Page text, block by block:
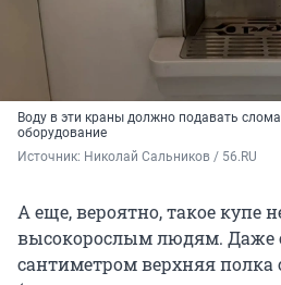
Воду в эти краны должно подавать
оборудование
Источник: Николай Сальников / 56.RU
А еще, вероятно, такое купе
высокорослым людям. Даже
сантиметром верхняя полка